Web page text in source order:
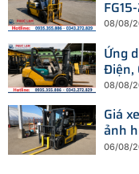
08/08/
Ứng
Điện,
08/08/
Giá
ảnh
06/08/